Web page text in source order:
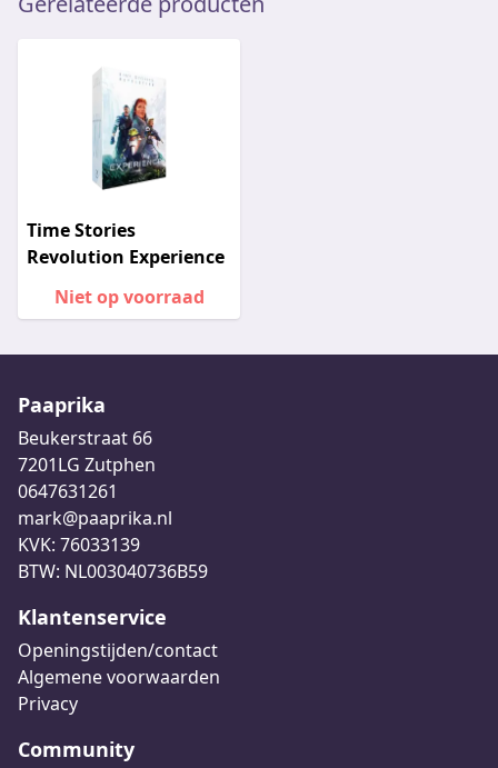
Time Stories
Revolution Experience
Niet op voorraad
Paaprika
Beukerstraat 66
7201LG Zutphen
0647631261
mark@paaprika.nl
KVK: 76033139
BTW: NL003040736B59
Klantenservice
Openingstijden/contact
Algemene voorwaarden
Privacy
Community